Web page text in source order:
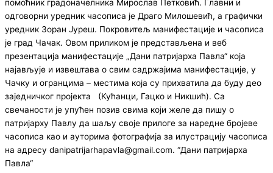
помоћник градоначелника Мирослав Петковић. Главни и
одговорни уредник часописа је Драго Милошевић, а графички
уредник Зоран Јуреш. Покровитељ манифестације и часописа
је град Чачак. Овом приликом је представљена и веб
презентација манифестације „Дани патријарха Павла“ која
најављује и извештава о свим садржајима манифестације, у
Чачку и огранцима – местима која су прихватила да буду део
заједничког пројекта (Кућанци, Гацко и Никшић). Са
свечаности је упућен позив свима који желе да пишу о
патријарху Павлу да шаљу своје прилоге за наредне бројеве
часописа као и ауторима фотографија за илустрацију часописа
на адресу danipatrijarhapavla@gmail.com. “Дани патријарха
Павла“